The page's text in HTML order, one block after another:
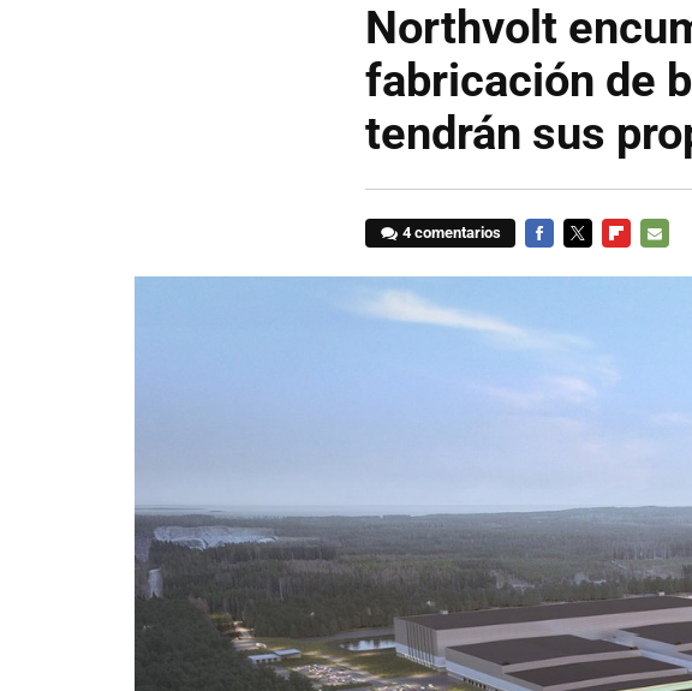
Northvolt
fabricación de
tendrán sus
4 comentarios